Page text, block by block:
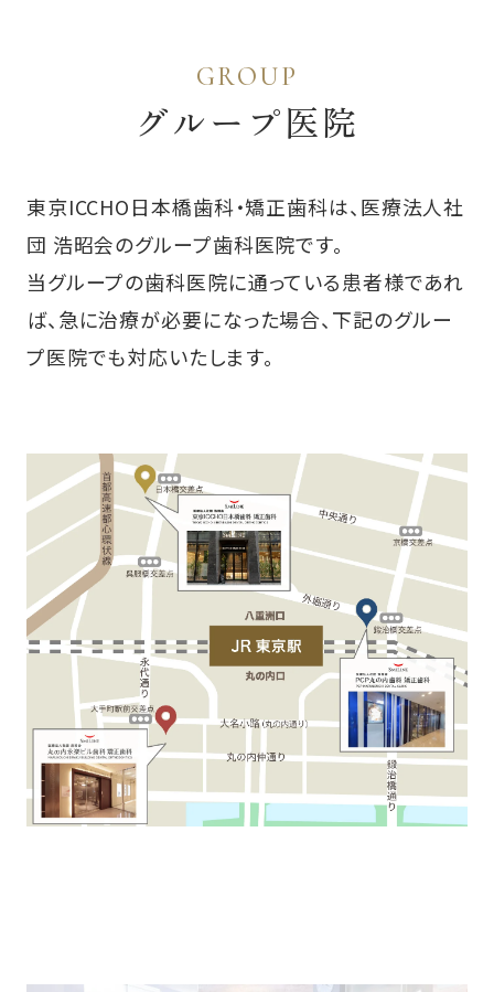
GROUP
グループ医院
東京ICCHO日本橋歯科・矯正歯科は、医療法人社
団 浩昭会のグループ歯科医院です。
当グループの歯科医院に通っている患者様であれ
ば、急に治療が必要になった場合、下記のグルー
プ医院でも対応いたします。